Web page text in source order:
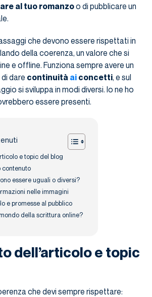
al tuo romanzoo di pubblicare un
che devono essere rispettati in
della coerenza, un valore che si
e offline. Funziona sempre avere un
dare continuità ai concetti, e sul
si sviluppa in modi diversi. Io ne ho
essere presenti.
e topic del blog
contenuto
essere uguali o diversi?
nelle immagini
e promesse al pubblico
della scrittura online?
dell’articolo e topic
che devi sempre rispettare: